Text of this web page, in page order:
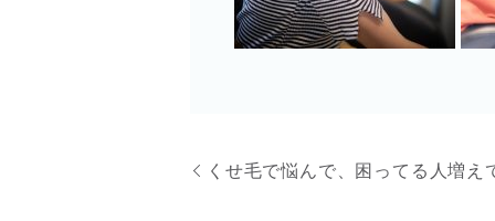
くせ毛で悩んで、困ってる人増え